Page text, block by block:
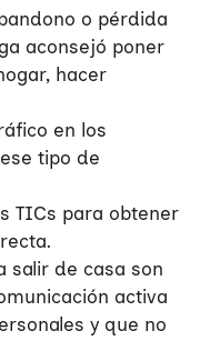
o pérdida
aconsejó poner
hacer
en los
tipo de
TICs para obtener
salir de casa son
activa
y que no